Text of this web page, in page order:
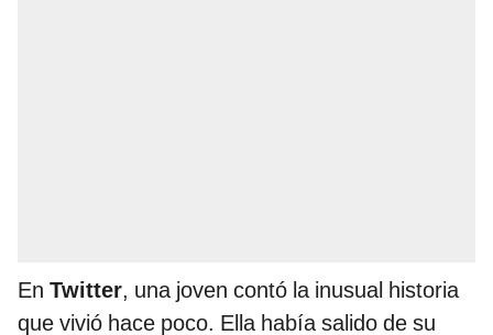
En Twitter, una joven contó la inusual historia
que vivió hace poco. Ella había salido de su